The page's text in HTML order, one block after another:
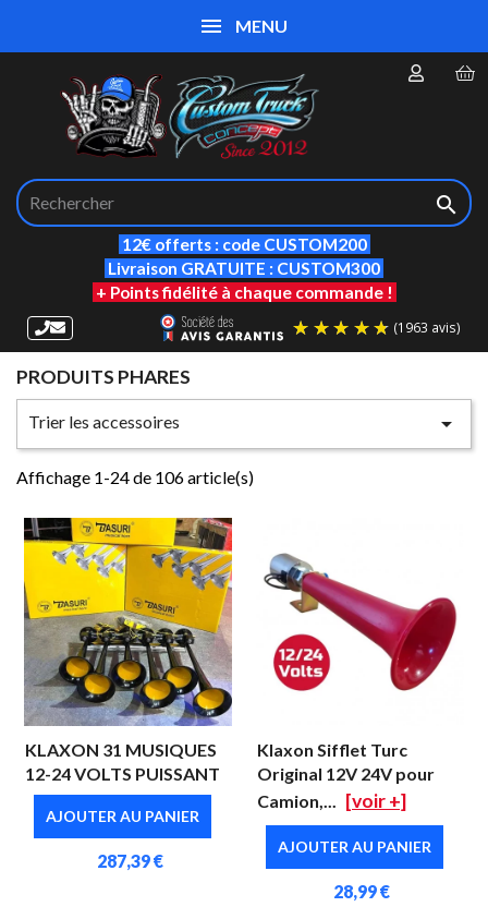

12€ offerts : code CUSTOM200
Livraison GRATUITE : CUSTOM300
+ Points fidélité à chaque commande !
MENU
PRODUITS PHARES
Trier les accessoires 
Affichage 1-24 de 106 article(s)
KLAXON 31 MUSIQUES
12-24 VOLTS PUISSANT
AJOUTER AU PANIER
287,39 €
Klaxon Sifflet Turc
Original 12V 24V pour
Camion,... [voir +]
AJOUTER AU PANIER
28,99 €